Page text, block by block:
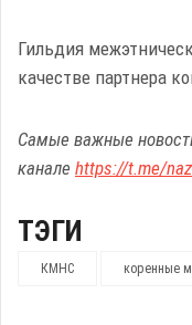
Гильдия
качестве партнера
Самые важные
канале https://t.me/
ТЭГИ
КМНС коренные